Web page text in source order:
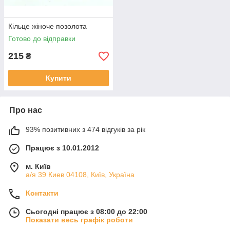
Кільце жіноче позолота
Готово до відправки
215 ₴
Купити
Про нас
93% позитивних з 474 відгуків за рік
Працює з 10.01.2012
м. Київ
а/я 39 Киев 04108, Київ, Україна
Контакти
Сьогодні працює з 08:00 до 22:00
Показати весь графік роботи